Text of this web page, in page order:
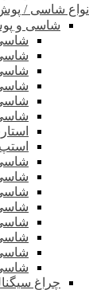
انواع شاسی /
شاسی و
شاسی
چراغ